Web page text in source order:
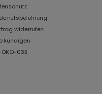
widerrufen
kündigen
ÖKO-039